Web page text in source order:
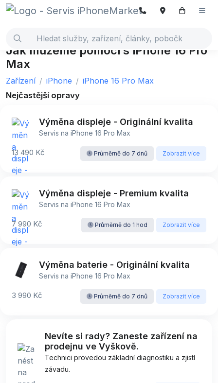
Jak můžeme pomoci s iPhone 16 Pro
Max
Zařízení iPhone
iPhone 16 Pro Max
Nejčastější opravy
Výměna displeje - Originální kvalita
Servis na iPhone 16 Pro Max
13 490 Kč Průměrně do 7 dnů Zobrazit více
Výměna displeje - Premium kvalita
Servis na iPhone 16 Pro Max
7 990 Kč Průměrně do 1 hod Zobrazit více
Výměna baterie - Originální kvalita
Servis na iPhone 16 Pro Max
3 990 Kč Průměrně do 7 dnů Zobrazit více
Nevíte si rady? Zaneste zařízení na
prodejnu ve Vyškově.
Technici provedou základní diagnostiku a zjistí
závadu.